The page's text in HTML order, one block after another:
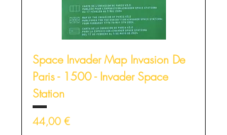
Space Invader Map Invasion De
Paris - 1500 - Invader Space
Station
Prix
44,00 €